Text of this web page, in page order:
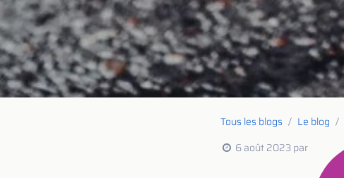
Tous les blogs Le blog
6 août 2023par